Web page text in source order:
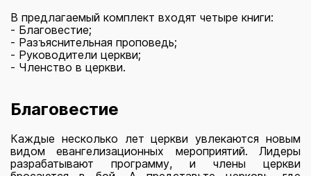
В предлагаемый комплект входят четыре книги:
- Благовестие;
- Разъяснительная проповедь;
- Руководители церкви;
- Членство в церкви.
Благовестие
Каждые несколько лет церкви увлекаются новым
видом евангелизационных мероприятий. Лидеры
разрабатывают программу, и члены церкви